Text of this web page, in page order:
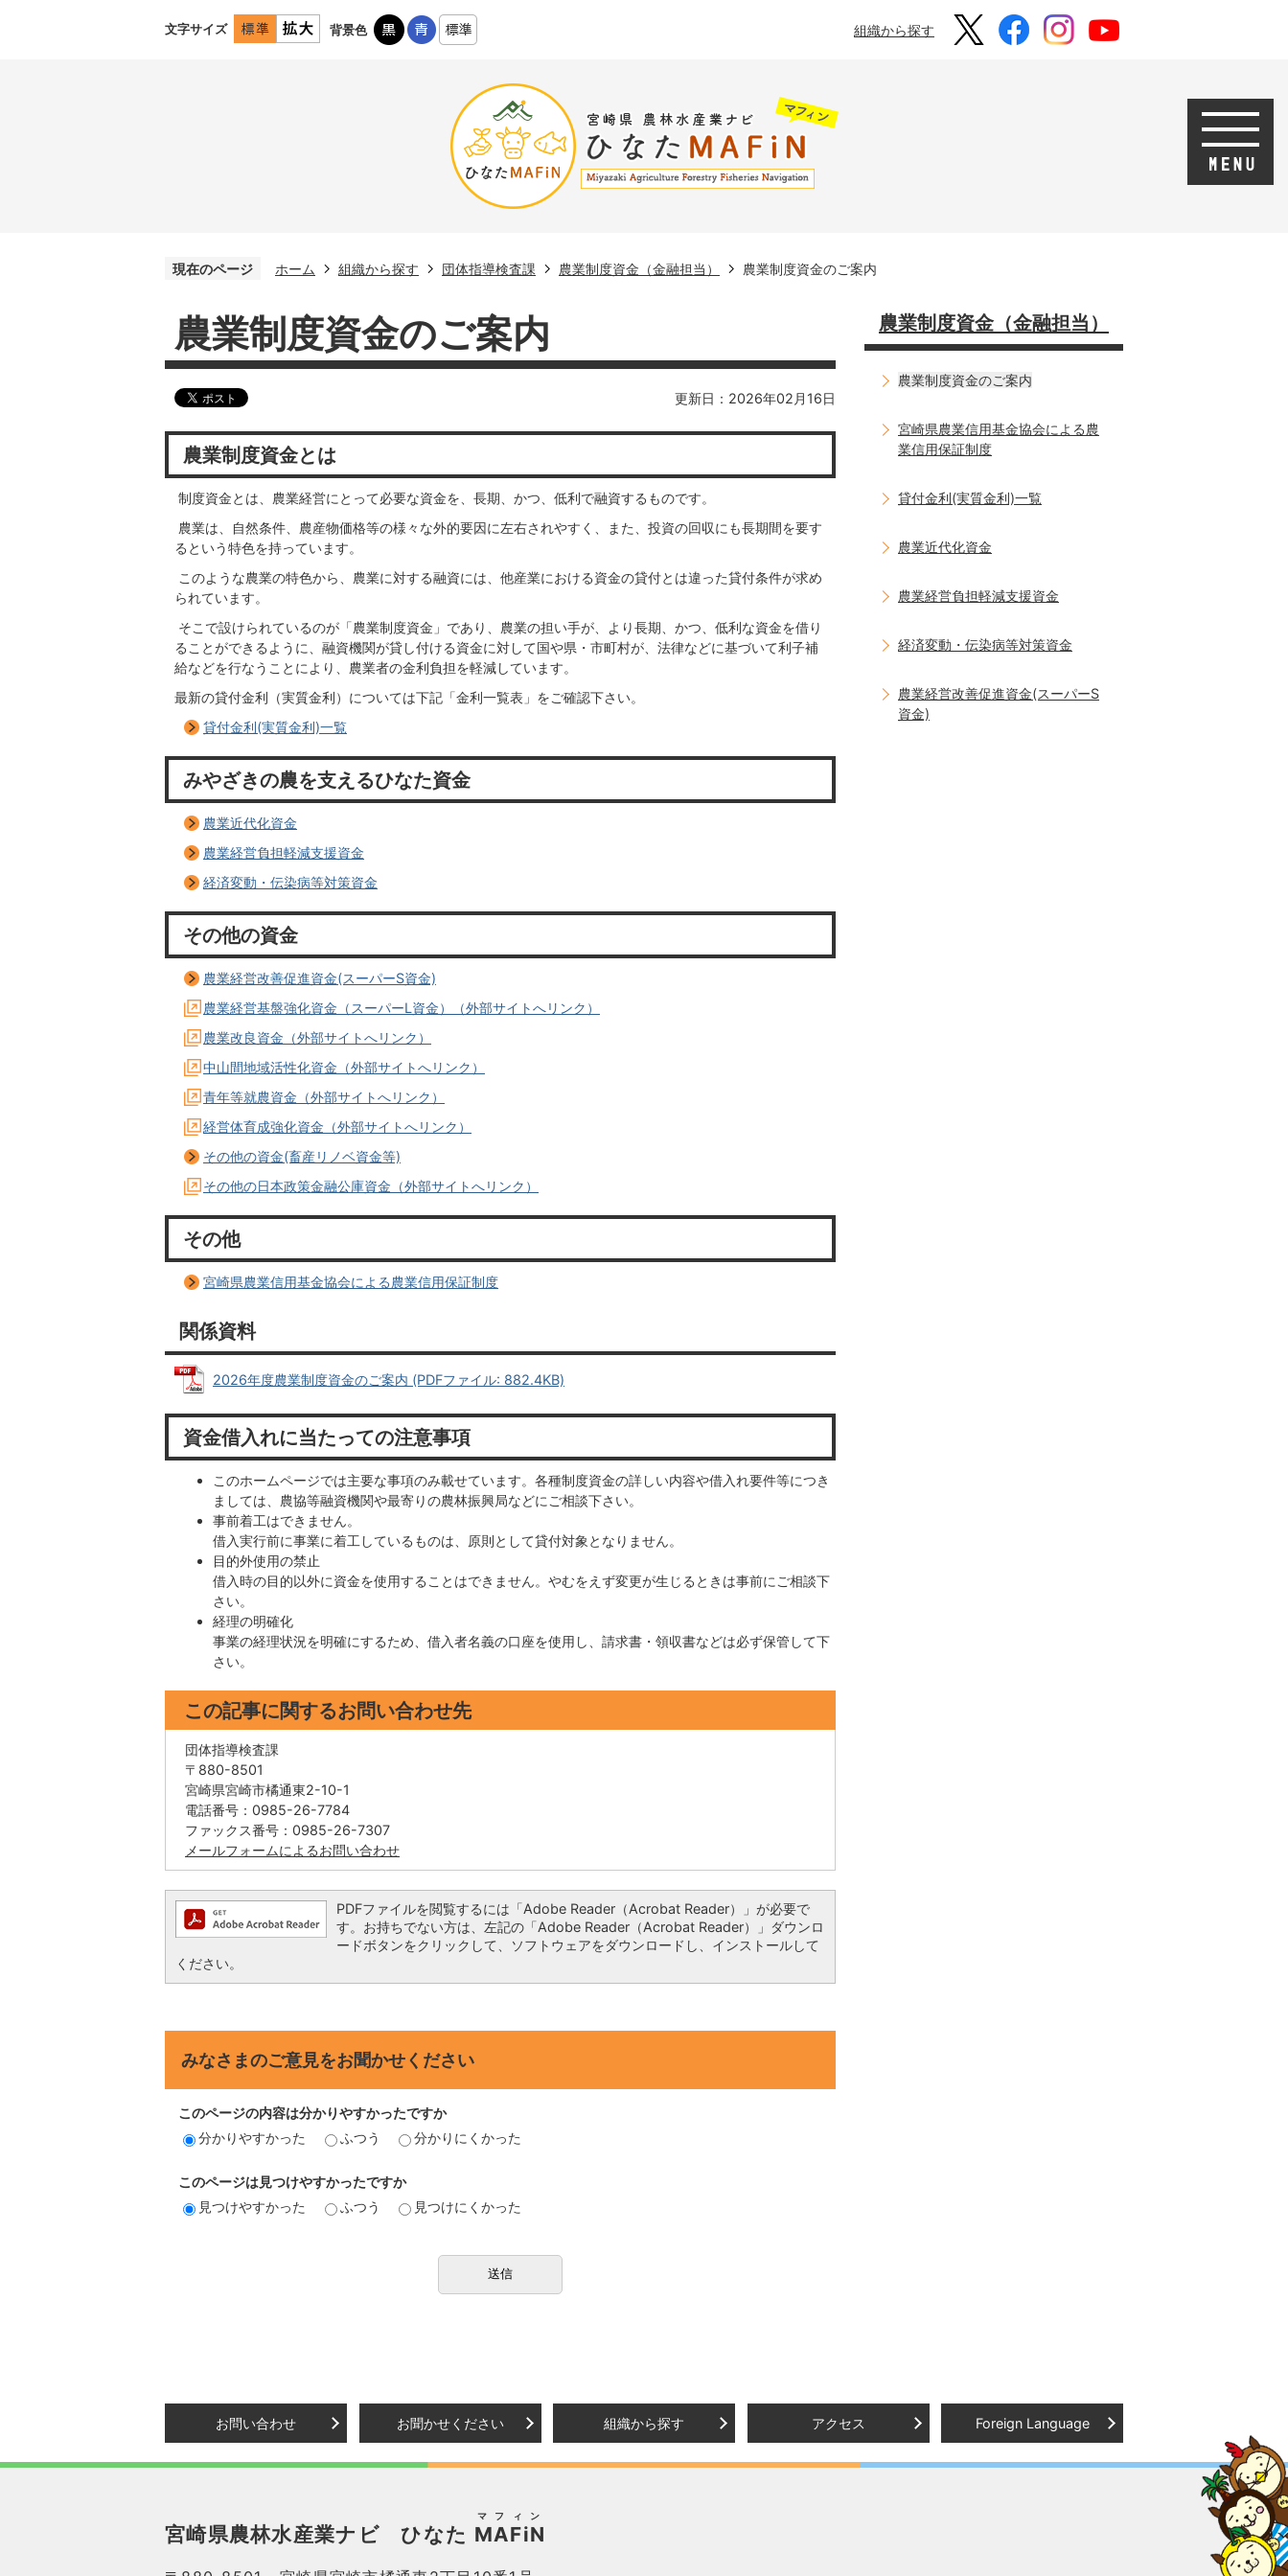
文字サイズ 背景色 組織から探す
現在のページ ホーム 組織から探す 団体指導検査課 農業制度資金（金融担当） 農業制度資金のご案内
農業制度資金のご案内
更新日：2026年02月16日
農業制度資金とは
制度資金とは、農業経営にとって必要な資金を、長期、かつ、低利で融資するものです。
農業は、自然条件、農産物価格等の様々な外的要因に左右されやすく、また、投資の回収にも長期間を要す
るという特色を持っています。
このような農業の特色から、農業に対する融資には、他産業における資金の貸付とは違った貸付条件が求め
られています。
そこで設けられているのが「農業制度資金」であり、農業の担い手が、より長期、かつ、低利な資金を借り
ることができるように、融資機関が貸し付ける資金に対して国や県・市町村が、法律などに基づいて利子補
給などを行なうことにより、農業者の金利負担を軽減しています。
最新の貸付金利（実質金利）については下記「金利一覧表」をご確認下さい。
貸付金利(実質金利)一覧
みやざきの農を支えるひなた資金
農業近代化資金
農業経営負担軽減支援資金
経済変動・伝染病等対策資金
その他の資金
農業経営改善促進資金(スーパーS資金)
農業経営基盤強化資金（スーパーL資金）（外部サイトへリンク）
農業改良資金（外部サイトへリンク）
中山間地域活性化資金（外部サイトへリンク）
青年等就農資金（外部サイトへリンク）
経営体育成強化資金（外部サイトへリンク）
その他の資金(畜産リノベ資金等)
その他の日本政策金融公庫資金（外部サイトへリンク）
その他
宮崎県農業信用基金協会による農業信用保証制度
関係資料
2026年度農業制度資金のご案内 (PDFファイル: 882.4KB)
資金借入れに当たっての注意事項
このホームページでは主要な事項のみ載せています。各種制度資金の詳しい内容や借入れ要件等につき
ましては、農協等融資機関や最寄りの農林振興局などにご相談下さい。
事前着工はできません。
借入実行前に事業に着工しているものは、原則として貸付対象となりません。
目的外使用の禁止
借入時の目的以外に資金を使用することはできません。やむをえず変更が生じるときは事前にご相談下
さい。
経理の明確化
事業の経理状況を明確にするため、借入者名義の口座を使用し、請求書・領収書などは必ず保管して下
さい。
この記事に関するお問い合わせ先
団体指導検査課
〒880-8501
宮崎県宮崎市橘通東2-10-1
電話番号：0985-26-7784
ファックス番号：0985-26-7307
メールフォームによるお問い合わせ
PDFファイルを閲覧するには「Adobe Reader（Acrobat Reader）」が必要で
す。お持ちでない方は、左記の「Adobe Reader（Acrobat Reader）」ダウンロ
ードボタンをクリックして、ソフトウェアをダウンロードし、インストールして
ください。
みなさまのご意見をお聞かせください
このページの内容は分かりやすかったですか
分かりやすかった
ふつう 分かりにくかった
このページは見つけやすかったですか
見つけやすかった
ふつう 見つけにくかった
農業制度資金（金融担当）
農業制度資金のご案内
宮崎県農業信用基金協会による農
業信用保証制度
貸付金利(実質金利)一覧
農業近代化資金
農業経営負担軽減支援資金
経済変動・伝染病等対策資金
農業経営改善促進資金(スーパーS
資金)
お問い合わせ お聞かせください 組織から探す アクセス Foreign Language
宮崎県農林水産業ナビ ひなた MAFiN
マフィン